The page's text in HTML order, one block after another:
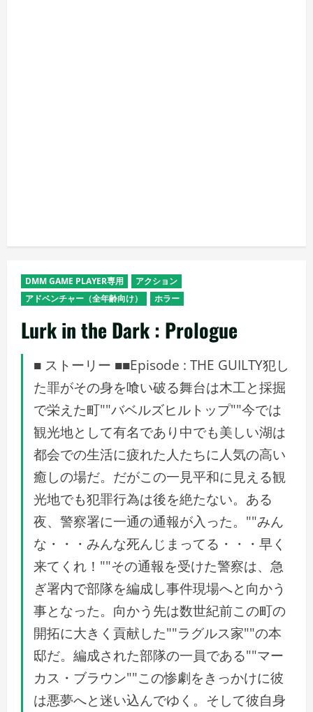
DMM GAME PLAYER専用
アクション
アドベンチャー（全年齢向け）
ホラー
Lurk in the Dark : Prologue
■ ストーリー ■■Episode : THE GUILTY犯し
た罪がその身を喰い破る舞台は木工と採掘
で栄えた町""バベルズヒルトップ""今では
観光地として有名であり中でも美しい湖は
都会での生活に疲れた人たちに人気の高い
癒しの場だ。だがこの一見平和に見える観
光地でも犯罪行為は後を絶たない。ある
夜、警察署に一通の通報が入った。""みん
な・・・みんな死んじまってる・・・早く
来てくれ！""その通報を受けた警察は、急
ぎ署内で部隊を編成し事件現場へと向かう
事となった。向かう先は数世紀前この町の
開拓に大きく貢献した""ラグルス家""の本
邸だ。編成された部隊の一員である""マー
カス・ブラウン""この惨劇をきっかけに彼
は悪夢へと迷い込んでゆく。そして彼自身